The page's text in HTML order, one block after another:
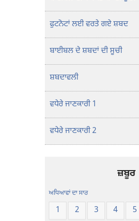
ਫੁਟਨੋਟਾਂ ਲਈ ਵਰਤੇ ਗਏ ਸ਼ਬਦ
ਬਾਈਬਲ ਦੇ ਸ਼ਬਦਾਂ ਦੀ ਸੂਚੀ
ਸ਼ਬਦਾਵਲੀ
ਵਧੇਰੇ ਜਾਣਕਾਰੀ 1
ਵਧੇਰੇ ਜਾਣਕਾਰੀ 2
ਜ਼ਬੂਰ
ਅਧਿਆਵਾਂ ਦਾ ਸਾਰ
1 2 3 4 5